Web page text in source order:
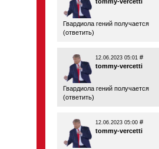
Гвардиола гений получается
(ответить)
12.06.2023 05:01 #
tommy-vercetti
Гвардиола гений получается
(ответить)
12.06.2023 05:00 #
tommy-vercetti